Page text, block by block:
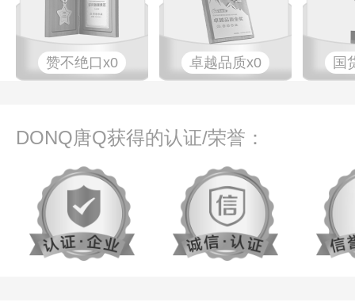
赞不绝口x0 卓越品质x0 国
DONQ唐Q获得的认证/荣誉：